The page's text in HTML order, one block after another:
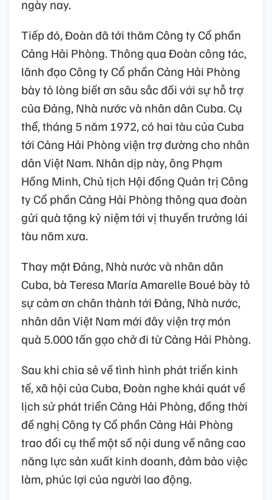
ngày nay.
Tiếp đó, Đoàn đã tới thăm Công ty Cổ phần
Cảng Hải Phòng. Thông qua Đoàn công tác,
lãnh đạo Công ty Cổ phần Cảng Hải Phòng
bày tỏ lòng biết ơn sâu sắc đối với sự hỗ trợ
của Đảng, Nhà nước và nhân dân Cuba. Cụ
thể, tháng 5 năm 1972, có hai tàu của Cuba
tới Cảng Hải Phòng viện trợ đường cho nhân
dân Việt Nam. Nhân dịp này, ông Phạm
Hồng Minh, Chủ tịch Hội đồng Quản trị Công
ty Cổ phần Cảng Hải Phòng thông qua đoàn
gửi quà tặng kỷ niệm tới vị thuyền trưởng lái
tàu năm xưa.
Thay mặt Đảng, Nhà nước và nhân dân
Cuba, bà Teresa María Amarelle Boué bày tỏ
sự cảm ơn chân thành tới Đảng, Nhà nước,
nhân dân Việt Nam mới đây viện trợ món
quà 5.000 tấn gạo chở đi từ Cảng Hải Phòng.
Sau khi chia sẻ về tình hình phát triển kinh
tế, xã hội của Cuba, Đoàn nghe khái quát về
lịch sử phát triển Cảng Hải Phòng, đồng thời
đề nghị Công ty Cổ phần Cảng Hải Phòng
trao đổi cụ thể một số nội dung về nâng cao
năng lực sản xuất kinh doanh, đảm bảo việc
làm, phúc lợi của người lao động.